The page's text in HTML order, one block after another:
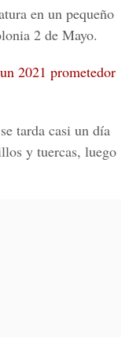
en un pequeño
2 de Mayo.
2021 prometedor
tarda casi un día
y tuercas, luego